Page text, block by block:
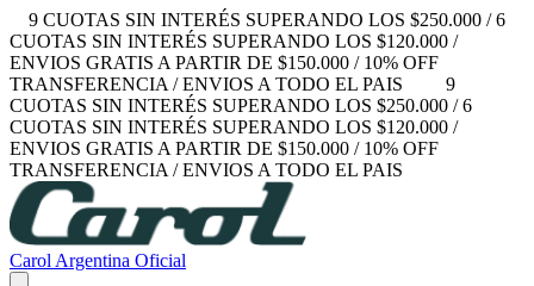
9 CUOTAS SIN INTERÉS SUPERANDO LOS $250.000 / 6
CUOTAS SIN INTERÉS SUPERANDO LOS $120.000 /
ENVIOS GRATIS A PARTIR DE $150.000 / 10% OFF
TRANSFERENCIA / ENVIOS A TODO EL PAIS
9
CUOTAS SIN INTERÉS SUPERANDO LOS $250.000 / 6
CUOTAS SIN INTERÉS SUPERANDO LOS $120.000 /
ENVIOS GRATIS A PARTIR DE $150.000 / 10% OFF
TRANSFERENCIA / ENVIOS A TODO EL PAIS
Carol Argentina Oficial